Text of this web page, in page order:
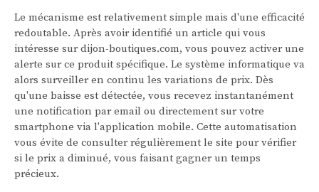
Le mécanisme est relativement simple mais d'une efficacité
redoutable. Après avoir identifié un article qui vous
intéresse sur dijon-boutiques.com, vous pouvez activer une
alerte sur ce produit spécifique. Le système informatique va
alors surveiller en continu les variations de prix. Dès
qu'une baisse est détectée, vous recevez instantanément
une notification par email ou directement sur votre
smartphone via l'application mobile. Cette automatisation
vous évite de consulter régulièrement le site pour vérifier
si le prix a diminué, vous faisant gagner un temps
précieux.